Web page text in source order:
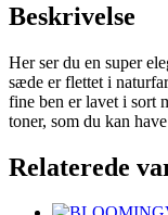
Beskrivelse
Her ser du en super
sæde er flettet i
fine ben er lavet i sort
toner, som du kan
Relaterede